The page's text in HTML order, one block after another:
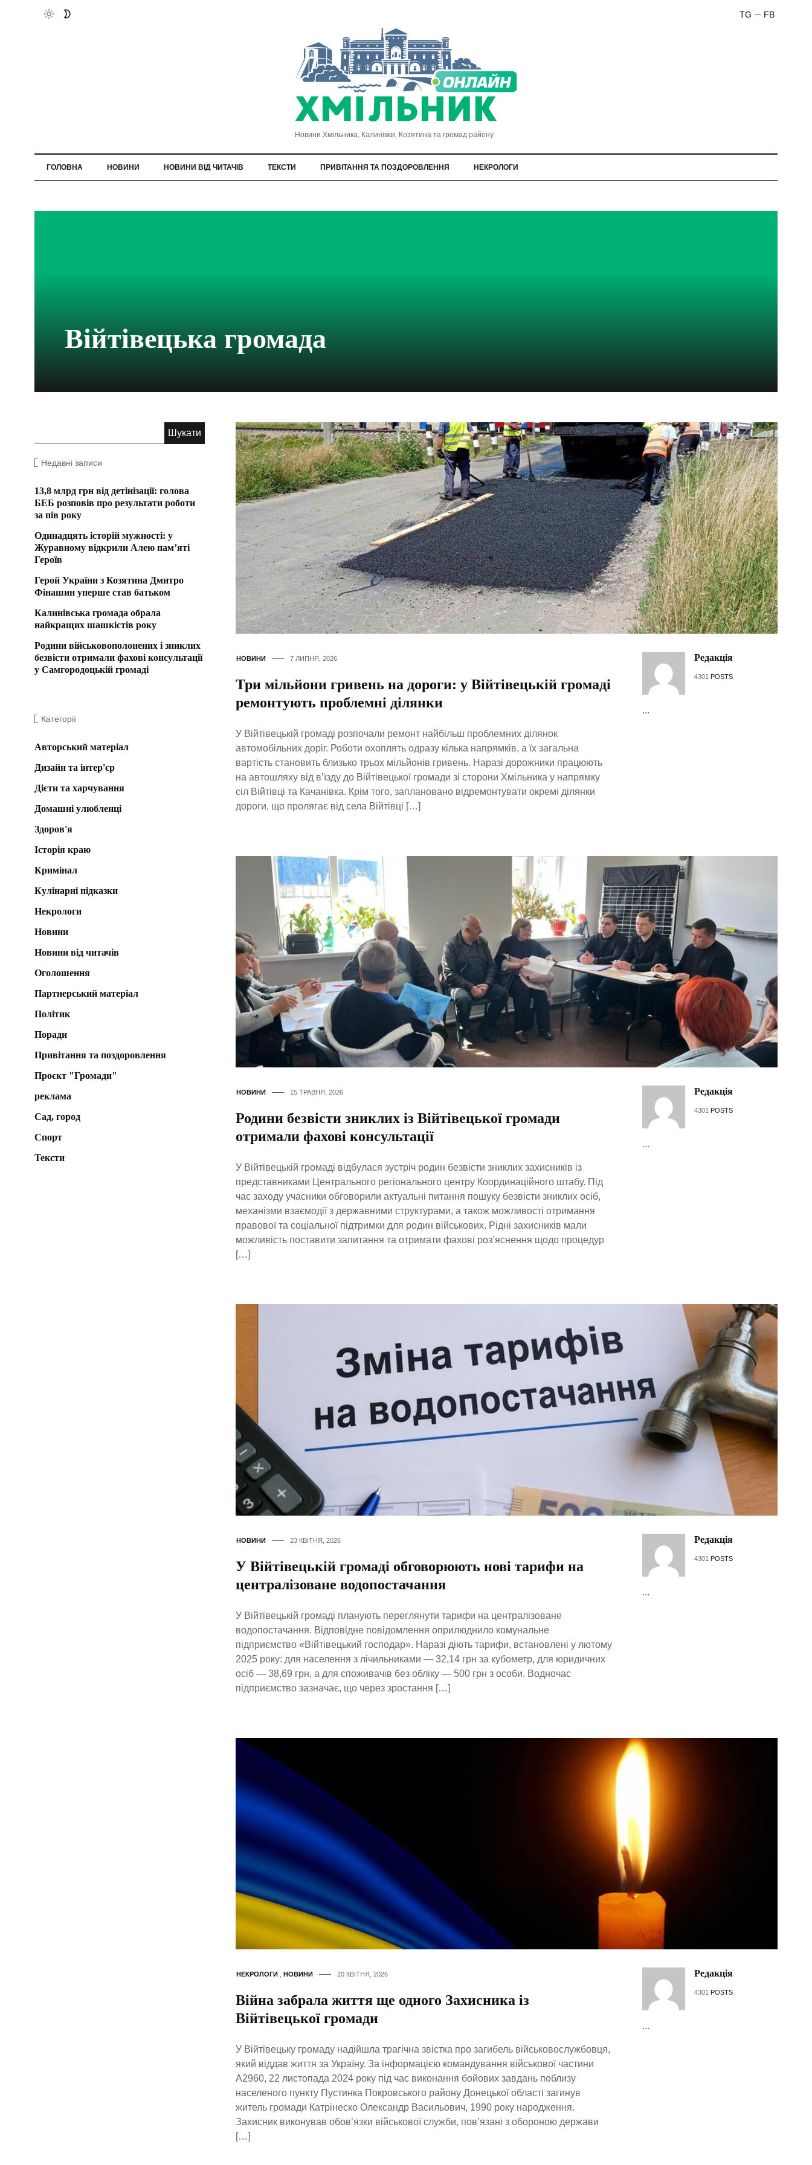
FB
TG
Новини Хмільника, Калинівки, Козятина та громад району
ГОЛОВНА НОВИНИ НОВИНИ ВІД ЧИТАЧІВ ТЕКСТИ ПРИВІТАННЯ ТА ПОЗДОРОВЛЕННЯ НЕКРОЛОГИ
Війтівецька громада
НОВИНИ 7 ЛИПНЯ, 2026
Три мільйони гривень на дороги: у Війтівецькій громаді
ремонтують проблемні ділянки
У Війтівецькій громаді розпочали ремонт найбільш проблемних ділянок
автомобільних доріг. Роботи охоплять одразу кілька напрямків, а їх загальна
вартість становить близько трьох мільйонів гривень. Наразі дорожники працюють
на автошляху від в’їзду до Війтівецької громади зі сторони Хмільника у напрямку
сіл Війтівці та Качанівка. Крім того, заплановано відремонтувати окремі ділянки
дороги, що пролягає від села Війтівці […]
Редакція
4301 POSTS
...
НОВИНИ 15 ТРАВНЯ, 2026
Родини безвісти зниклих із Війтівецької громади
отримали фахові консультації
У Війтівецькій громаді відбулася зустріч родин безвісти зниклих захисників із
представниками Центрального регіонального центру Координаційного штабу. Під
час заходу учасники обговорили актуальні питання пошуку безвісти зниклих осіб,
механізми взаємодії з державними структурами, а також можливості отримання
правової та соціальної підтримки для родин військових. Рідні захисників мали
можливість поставити запитання та отримати фахові роз’яснення щодо процедур
[…]
Редакція
4301 POSTS
...
НОВИНИ 23 КВІТНЯ, 2026
У Війтівецькій громаді обговорюють нові тарифи на
централізоване водопостачання
У Війтівецькій громаді планують переглянути тарифи на централізоване
водопостачання. Відповідне повідомлення оприлюднило комунальне
підприємство «Війтівецький господар». Наразі діють тарифи, встановлені у лютому
2025 року: для населення з лічильниками — 32,14 грн за кубометр, для юридичних
осіб — 38,69 грн, а для споживачів без обліку — 500 грн з особи. Водночас
підприємство зазначає, що через зростання […]
Редакція
4301 POSTS
...
НЕКРОЛОГИ, НОВИНИ 20 КВІТНЯ, 2026
Війна забрала життя ще одного Захисника із
Війтівецької громади
У Війтівецьку громаду надійшла трагічна звістка про загибель військовослужбовця,
який віддав життя за Україну. За інформацією командування військової частини
А2960, 22 листопада 2024 року під час виконання бойових завдань поблизу
населеного пункту Пустинка Покровського району Донецької області загинув
житель громади Катрінеско Олександр Васильович, 1990 року народження.
Захисник виконував обов’язки військової служби, пов’язані з обороною держави
[…]
Редакція
4301 POSTS
...
Недавні записи
13,8 млрд грн від детінізації: голова
БЕБ розповів про результати роботи
за пів року
Одинадцять історій мужності: у
Журавному відкрили Алею пам’яті
Героїв
Герой України з Козятина Дмитро
Фінашин уперше став батьком
Калинівська громада обрала
найкращих шашкістів року
Родини військовополонених і зниклих
безвісти отримали фахові консультації
у Самгородоцькій громаді
Категорії
Авторський матеріал
Дизайн та інтер'єр
Дієти та харчування
Домашні улюбленці
Здоров'я
Історія краю
Кримінал
Кулінарні підказки
Некрологи
Новини
Новини від читачів
Оголошення
Партнерський матеріал
Політик
Поради
Привітання та поздоровлення
Проєкт "Громади"
реклама
Сад, город
Спорт
Тексти